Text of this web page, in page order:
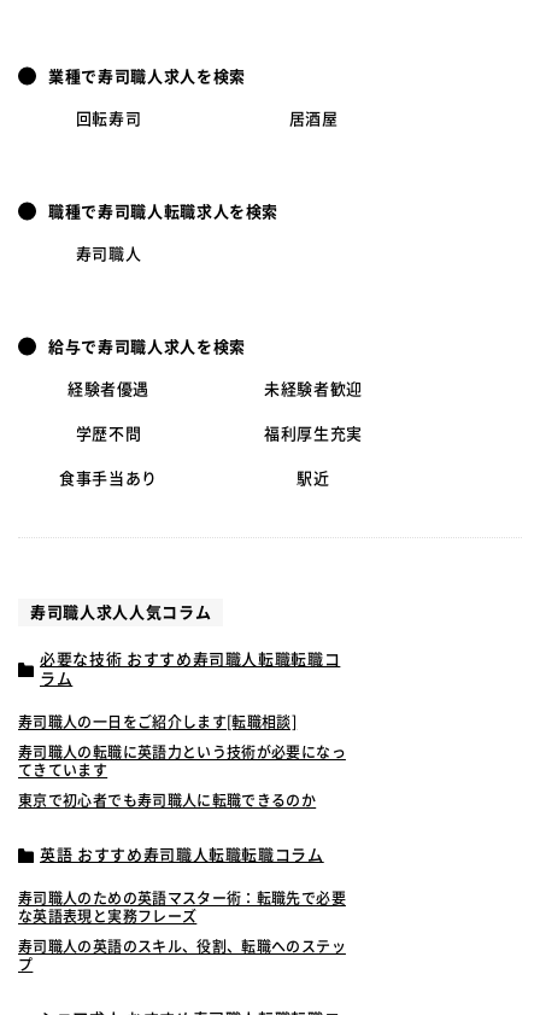
業種で寿司職人求人を検索
回転寿司 居酒屋
職種で寿司職人転職求人を検索
寿司職人
給与で寿司職人求人を検索
経験者優遇 未経験者歓迎
学歴不問 福利厚生充実
食事手当あり 駅近
寿司職人求人人気コラム
必要な技術 おすすめ寿司職人転職転職コ
ラム
寿司職人の一日をご紹介します[転職相談]
寿司職人の転職に英語力という技術が必要になっ
てきています
東京で初心者でも寿司職人に転職できるのか
英語 おすすめ寿司職人転職転職コラム
寿司職人のための英語マスター術：転職先で必要
な英語表現と実務フレーズ
寿司職人の英語のスキル、役割、転職へのステッ
プ